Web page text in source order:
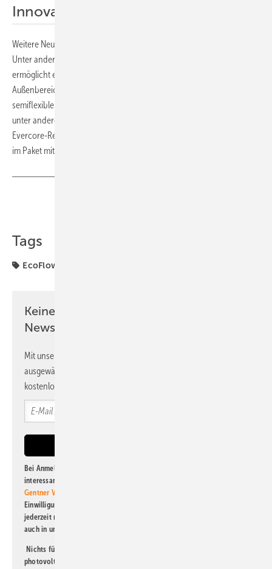
Innovationen im Video
Weitere Neuheiten stellen wir bald in unseren
Unter anderem dabei: der Battery Shelter von
ermöglicht eine geschützte Installation des Heimspeichers im
Außenbereich.
semiflexiblen Solarmodule. Das Indachsystem von
unter anderem mit terrakottafarbenen Modulen. Zudem wird die neue
Evercore-Reihe von
im Paket mit einem leistungsstarken Hybridwechselrichter. (nhp)
Tags
EcoFlow
Keine Zeit? Kein Problem mit dem PV
Newsletter!
Mit unserem Newsletter erhalten Sie regelmäßig von uns
ausgewählte Informationen und Neuigkeiten, gebündelt und
kostenlos direkt ins Postfach.
Bei Anmeldung zu diesem Newsletter bin ich damit einverstanden, über
interessante Verlags- und Online-Angebote
Gentner Verlag GmbH & Co. KG
Einwilligung kann ich jederzeit widerrufen und eine Abmeldung ist
jederzeit möglich. Informationen zum Umgang mit Daten finden Sie
auch in unserer
Nichts für Sie dabei? Dann lesen Sie doch einen unserer weiteren
photovoltaik-Newsletter!